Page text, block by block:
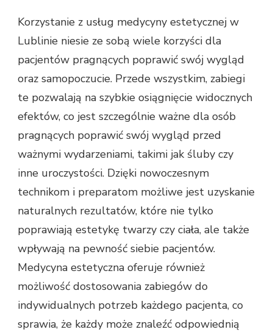
Korzystanie z usług medycyny estetycznej w
Lublinie niesie ze sobą wiele korzyści dla
pacjentów pragnących poprawić swój wygląd
oraz samopoczucie. Przede wszystkim, zabiegi
te pozwalają na szybkie osiągnięcie widocznych
efektów, co jest szczególnie ważne dla osób
pragnących poprawić swój wygląd przed
ważnymi wydarzeniami, takimi jak śluby czy
inne uroczystości. Dzięki nowoczesnym
technikom i preparatom możliwe jest uzyskanie
naturalnych rezultatów, które nie tylko
poprawiają estetykę twarzy czy ciała, ale także
wpływają na pewność siebie pacjentów.
Medycyna estetyczna oferuje również
możliwość dostosowania zabiegów do
indywidualnych potrzeb każdego pacjenta, co
sprawia, że każdy może znaleźć odpowiednią